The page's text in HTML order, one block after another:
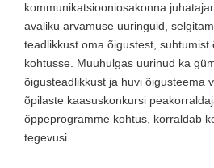
kommunikatsiooniosakonna
avaliku arvamuse uuringuid,
teadlikkust oma õigustest, suhtumist
kohtusse. Muuhulgas uurinud ka
õigusteadlikkust ja huvi õigusteema
õpilaste kaasuskonkursi
õppeprogramme kohtus, korraldab
tegevusi.